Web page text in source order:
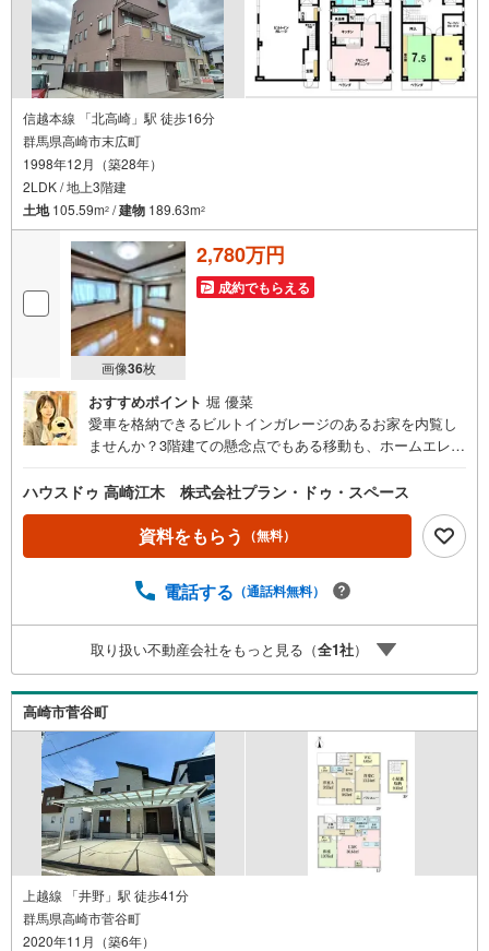
【この物件を検討されている方は】
営業時間:午前10時～午後6時（定休日:水曜日）
この時間帯はお電話でのお問い合わせがスムーズにご案内できます。
お気軽にご連絡ください。
【現地での物件見学をご希望の方は】
（1）［室内・現地を見学する］をクリック
（2）本日～4日以内をご希望の方は［ご要望・ご質問欄］に希望日時をご
記入ください
実際に物件を見て、広さ、明るさ、天井の高さ、物件周辺環境など、ぜひ
ご体験下さい。
信越本線 「北高崎」駅 徒歩16分
群馬県高崎市末広町
1998年12月（築28年）
2LDK / 地上3階建
土地105.59m2 /建物 189.63m2
画像36枚
2,780万円
成約でもらえる
おすすめポイント 堀 優菜
愛車を格納できるビルトインガレージのあるお家を内覧し
ませんか？3階建ての懸念点でもある移動も、ホームエレベ
ご家族様も安心して暮らせます ハウスドゥ高崎江木店で
は、お客様とのご縁を大切に、お客様に寄り添い、理想の
お家探しを全力でサポートいたします。物件の詳細やご内
覧予約はハウスドゥ高崎江木までお問合せください。
ハウスドゥ 高崎江木 株式会社プラン・ドゥ・スペース
資料をもらう （無料）
電話する （通話料無料）
取り扱い不動産会社をもっと見る（全1社）
高崎市菅谷町
上越線 「井野」駅 徒歩41分
群馬県高崎市菅谷町
2020年11月（築6年）